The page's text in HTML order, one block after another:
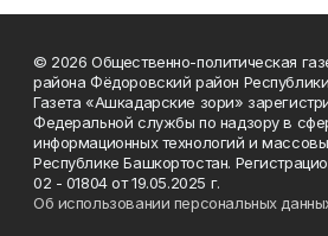
© 2026 Общественно-политическая
района Фёдоровский район
Газета «Ашкадарские зори»
Федеральной службы по надзору в
информационных технологий и
Республике Башкортостан.
02 - 01804 от 19.05.2025 г.
Об использовании персональных